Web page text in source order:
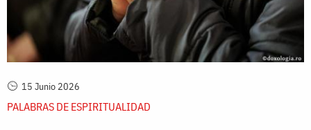
15 Junio 2026
PALABRAS DE ESPIRITUALIDAD